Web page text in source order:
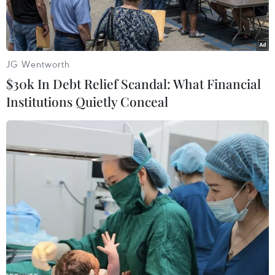
Thứ trưởng Bộ Ngoại giao Lê Thị Thu Hằng. (Ảnh: Lâm
Khánh/TTXVN)
Trong khuôn khổ Hội nghị Ngoại giao lần thứ
32, ngày 17/12, Ủy ban Nhà nước về Người Việt
JG Wentworth
$30k In Debt Relief Scandal: What Financial
Institutions Quietly Conceal